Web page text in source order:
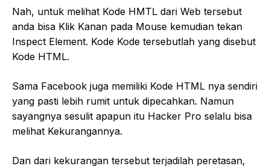
Nah, untuk melihat Kode HMTL dari Web tersebut
anda bisa Klik Kanan pada Mouse kemudian tekan
Inspect Element. Kode Kode tersebutlah yang disebut
Kode HTML.
Sama Facebook juga memiliki Kode HTML nya sendiri
yang pasti lebih rumit untuk dipecahkan. Namun
sayangnya sesulit apapun itu Hacker Pro selalu bisa
melihat Kekurangannya.
Dan dari kekurangan tersebut terjadilah peretasan,